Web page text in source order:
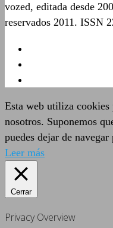
vozed, editada desde
reservados 2011. ISSN
Esta web utiliza
nosotros. Suponemos
puedes dejar de
Leer más
Cerrar
Privacy Overview